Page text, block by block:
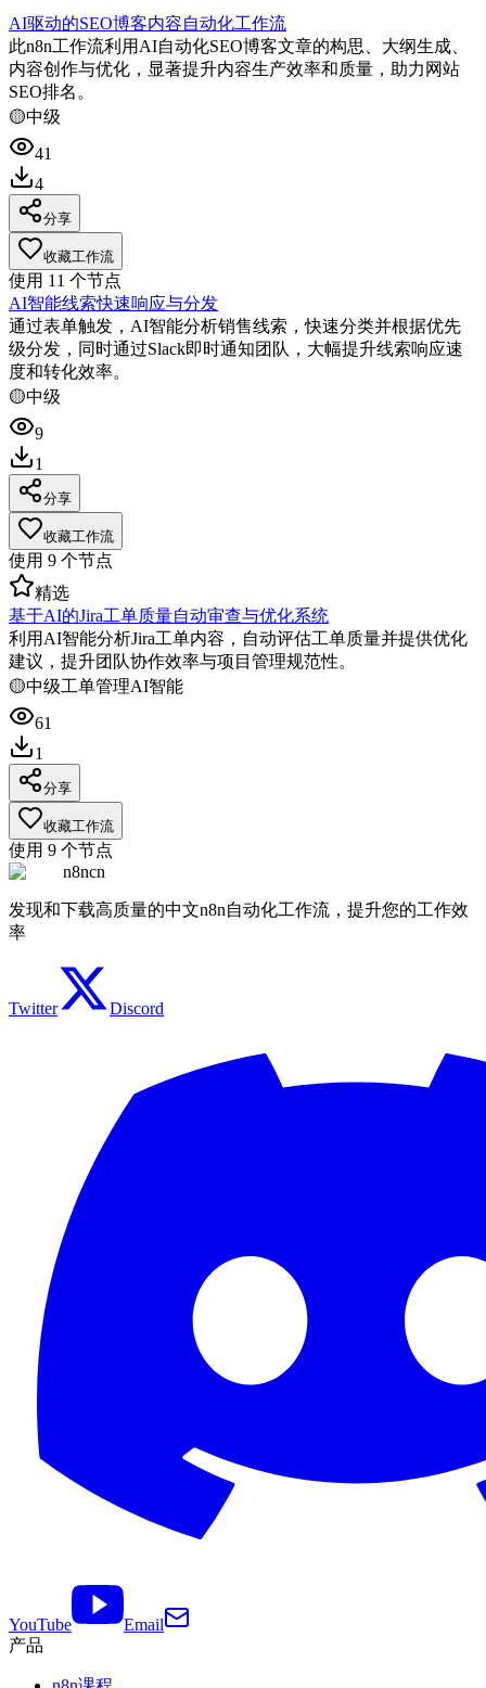
AI驱动的SEO博客内容自动化工作流
此n8n工作流利用AI自动化SEO博客文章的构思、大纲生成、
内容创作与优化，显著提升内容生产效率和质量，助力网站
SEO排名。
🟡中级
41
4
分享
收藏工作流
使用 11 个节点
AI智能线索快速响应与分发
通过表单触发，AI智能分析销售线索，快速分类并根据优先
级分发，同时通过Slack即时通知团队，大幅提升线索响应速
度和转化效率。
🟡中级
9
1
分享
收藏工作流
使用 9 个节点
精选
基于AI的Jira工单质量自动审查与优化系统
利用AI智能分析Jira工单内容，自动评估工单质量并提供优化
建议，提升团队协作效率与项目管理规范性。
🟡中级工单管理AI智能
61
1
分享
收藏工作流
使用 9 个节点
n8ncn
发现和下载高质量的中文n8n自动化工作流，提升您的工作效
率
Twitter Discord
YouTube
Email
产品